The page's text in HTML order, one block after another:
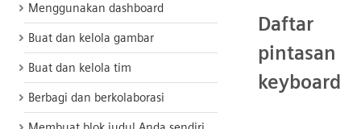
Menggunakan dashboard
Buat dan kelola gambar
Buat dan kelola tim
Berbagi dan berkolaborasi
Daftar
pintasan
keyboard